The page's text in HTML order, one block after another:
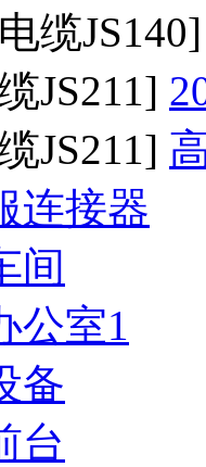
缆
JS211]
JS211]
连接器
间
公室1
备
台